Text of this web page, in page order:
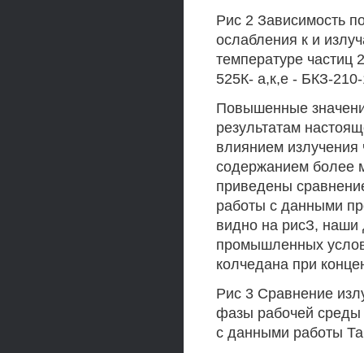
Рис 2 Зависимость
ослабления к и
температуре частиц
525К- а,к,е - БКЗ-
Повышенные
результатам
влиянием
содержанием более
приведены
работы с данными
видно на рисЗ,
промышленных
колчедана при
Рис 3 Сравнение
фазы рабочей среды
с данными работы